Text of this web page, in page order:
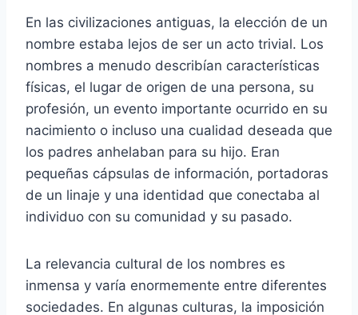
En las civilizaciones antiguas, la elección de un
nombre estaba lejos de ser un acto trivial. Los
nombres a menudo describían características
físicas, el lugar de origen de una persona, su
profesión, un evento importante ocurrido en su
nacimiento o incluso una cualidad deseada que
los padres anhelaban para su hijo. Eran
pequeñas cápsulas de información, portadoras
de un linaje y una identidad que conectaba al
individuo con su comunidad y su pasado.
La relevancia cultural de los nombres es
inmensa y varía enormemente entre diferentes
sociedades. En algunas culturas, la imposición